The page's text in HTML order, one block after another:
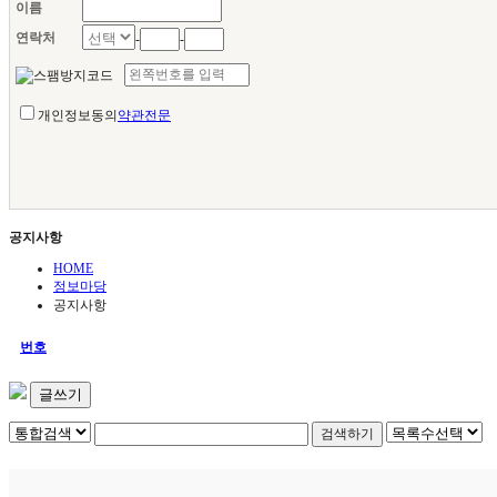
이름
연락처
- -
개인정보동의 약관전문
공지사항
HOME
정보마당
공지사항
번호
글쓰기